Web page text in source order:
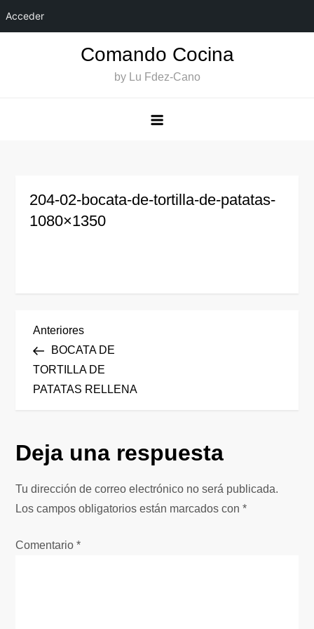
Acceder
Comando Cocina
by Lu Fdez-Cano
204-02-bocata-de-tortilla-de-patatas-
1080×1350
N
a
v
g
a
Entrada
anterior
Anteriores
BOCATA DE
TORTILLA DE
PATATAS RELLENA
Deja una respuesta
Tu dirección de correo electrónico no será publicada.
Los campos obligatorios están marcados con*
Comentario*